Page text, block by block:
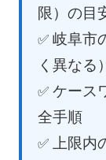
限）の目
岐阜市
く異なる）
ケース
全手順
上限